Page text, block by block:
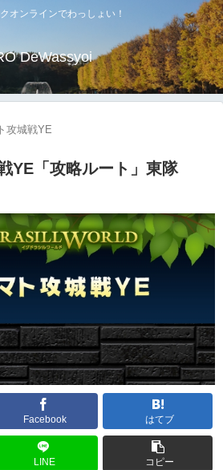
オンラインでわっしょい！
DeWassyoi
攻城戦YE
YE「攻略ルート」東隊
Facebook はてブ
LINE コピー